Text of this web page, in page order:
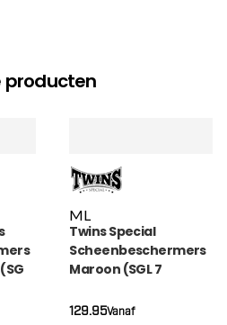
producten
ML
Twins Special
Scheenbeschermers
Maroon (SGL 7
Vanaf
129.95